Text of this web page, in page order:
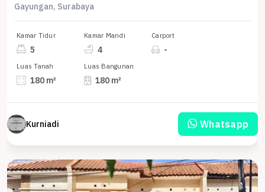
Gayungan, Surabaya
Kamar Tidur
5
Kamar Mandi
4
Carport
-
Luas Tanah
180 m²
Luas Bangunan
180 m²
Kurniadi Whatsapp